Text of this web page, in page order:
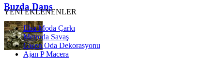
Buzda Dans
YENİ EKLENENLER
Elsa Moda Çarkı
Metroda Savaş
Gwen Oda Dekorasyonu
Ajan P Macera